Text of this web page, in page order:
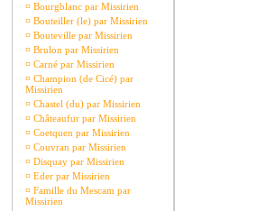
¤ Bourgblanc par Missirien
¤ Bouteiller (le) par Missirien
¤ Bouteville par Missirien
¤ Brulon par Missirien
¤ Carné par Missirien
¤ Champion (de Cicé) par
Missirien
¤ Chastel (du) par Missirien
¤ Châteaufur par Missirien
¤ Coetquen par Missirien
¤ Couvran par Missirien
¤ Disquay par Missirien
¤ Eder par Missirien
¤ Famille du Mescam par
Missirien